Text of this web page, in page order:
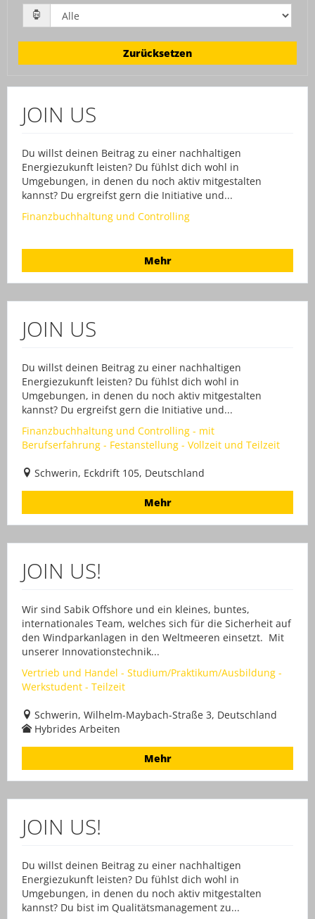
Zurücksetzen
JOIN US
Du willst deinen Beitrag zu einer nachhaltigen
Energiezukunft leisten? Du fühlst dich wohl in
Umgebungen, in denen du noch aktiv mitgestalten
kannst? Du ergreifst gern die Initiative und...
Finanzbuchhaltung und Controlling
Mehr
JOIN US
Du willst deinen Beitrag zu einer nachhaltigen
Energiezukunft leisten? Du fühlst dich wohl in
Umgebungen, in denen du noch aktiv mitgestalten
kannst? Du ergreifst gern die Initiative und...
Finanzbuchhaltung und Controlling - mit
Berufserfahrung - Festanstellung - Vollzeit und Teilzeit
Schwerin, Eckdrift 105, Deutschland
Mehr
JOIN US!
Wir sind Sabik Offshore und ein kleines, buntes,
internationales Team, welches sich für die Sicherheit auf
den Windparkanlagen in den Weltmeeren einsetzt. Mit
unserer Innovationstechnik...
Vertrieb und Handel - Studium/Praktikum/Ausbildung -
Werkstudent - Teilzeit
Schwerin, Wilhelm-Maybach-Straße 3, Deutschland
Hybrides Arbeiten
Mehr
JOIN US!
Du willst deinen Beitrag zu einer nachhaltigen
Energiezukunft leisten? Du fühlst dich wohl in
Umgebungen, in denen du noch aktiv mitgestalten
kannst? Du bist im Qualitätsmanagement zu...